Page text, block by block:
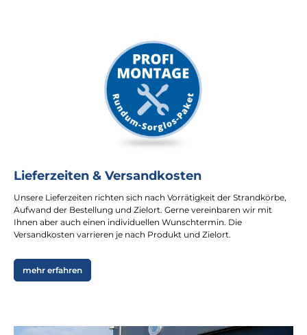
Lieferzeiten & Versandkosten
Unsere Lieferzeiten richten sich nach Vorrätigkeit der Strandkörbe,
Aufwand der Bestellung und Zielort. Gerne vereinbaren wir mit
Ihnen aber auch einen individuellen Wunschtermin. Die
Versandkosten varrieren je nach Produkt und Zielort.
mehr erfahren